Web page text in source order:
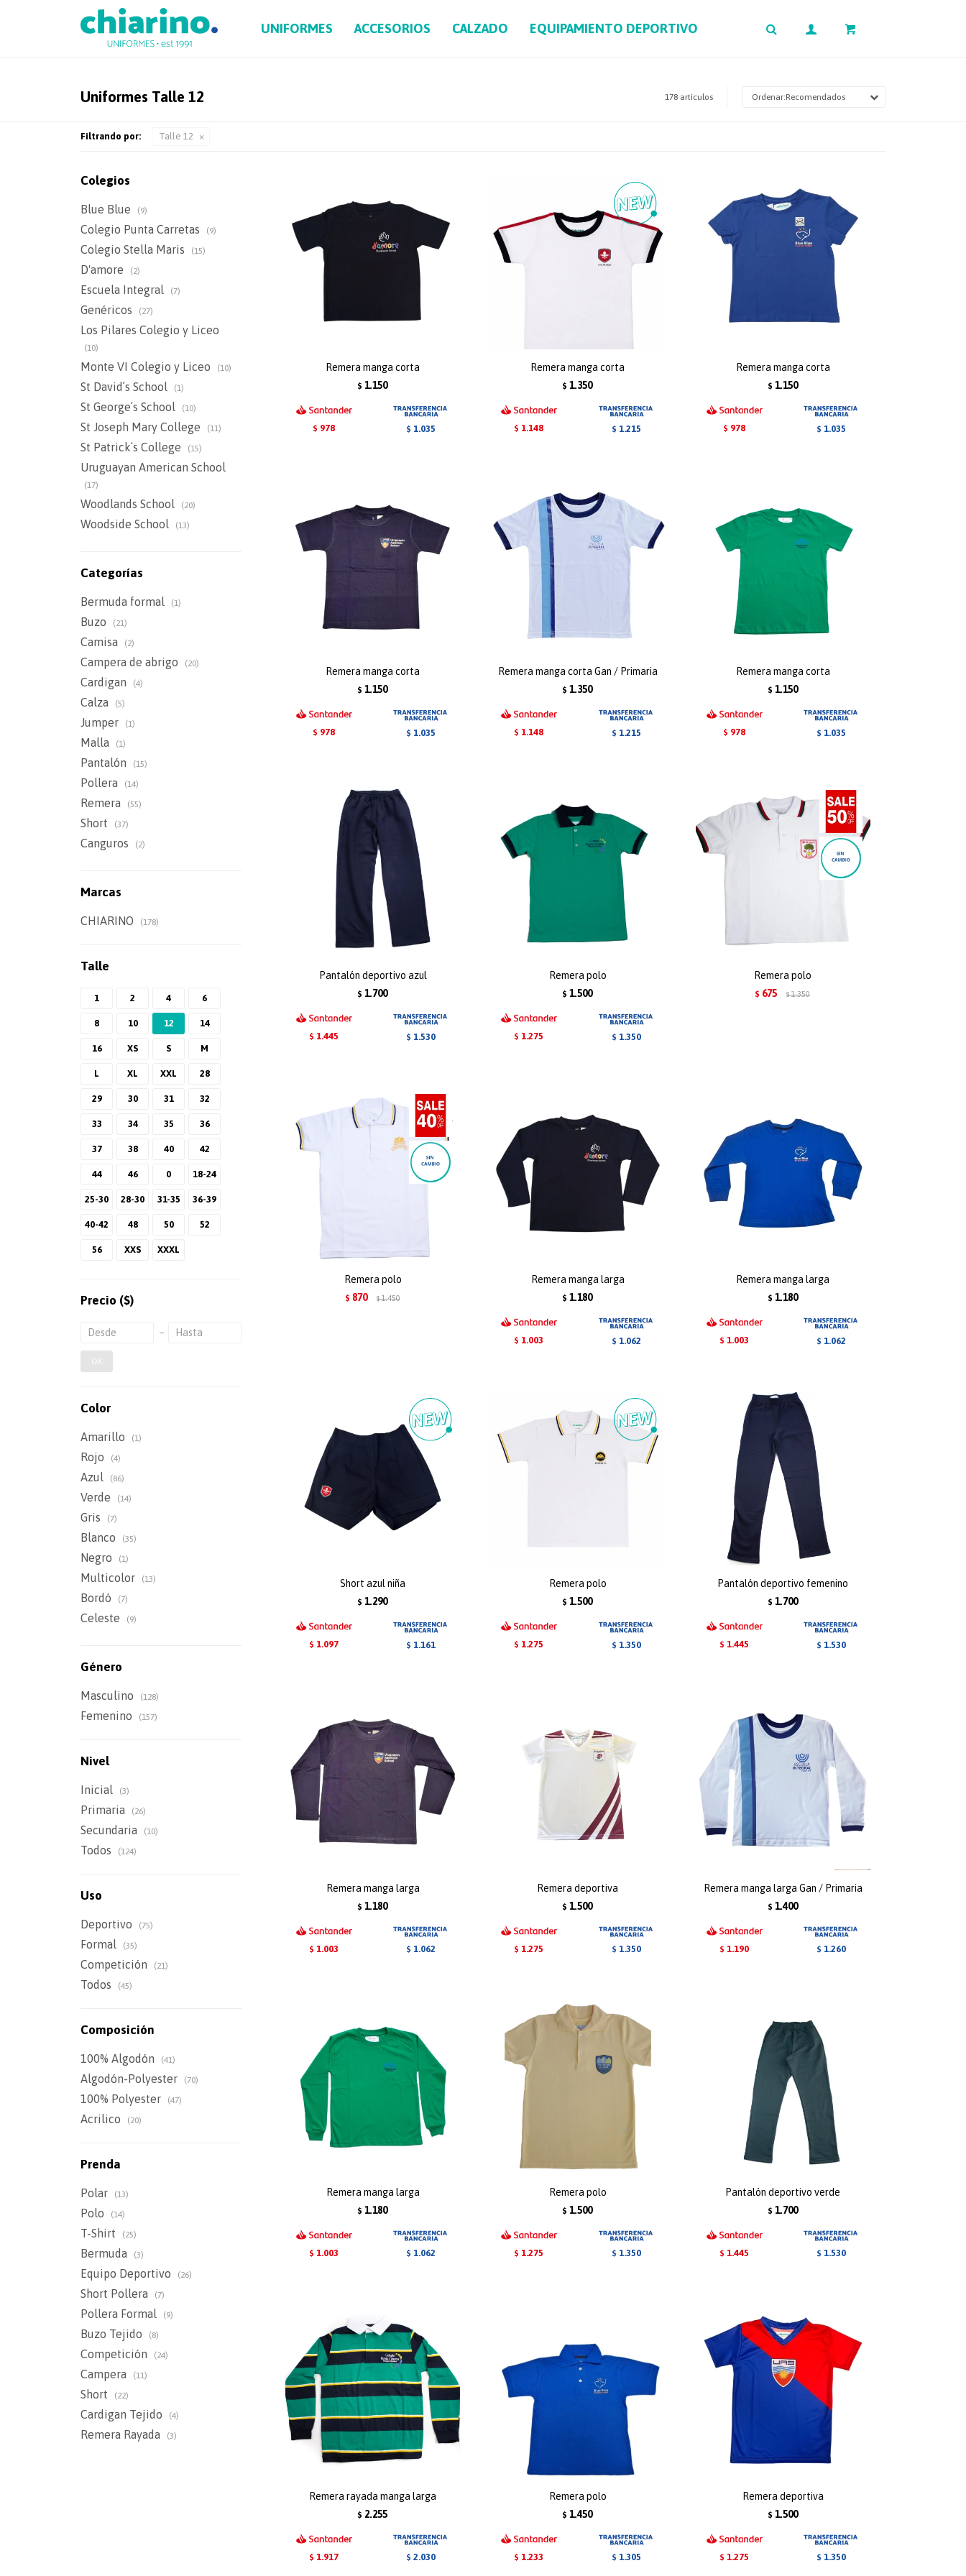
UNIFORMES ACCESORIOS CALZADO EQUIPAMIENTO DEPORTIVO
Uniformes Talle 12 178 artículos Recomendados
Filtrando por: Talle 12
Remera manga corta
$ 1.150
$ 978 $ 1.035
Remera manga corta
$ 1.350
$ 1.148 $ 1.215
Remera manga corta
$ 1.150
$ 978 $ 1.035
Remera manga corta
$ 1.150
$ 978 $ 1.035
Remera manga corta Gan / Primaria
$ 1.350
$ 1.148 $ 1.215
Remera manga corta
$ 1.150
$ 978 $ 1.035
Pantalón deportivo azul
$ 1.700
$ 1.445 $ 1.530
Remera polo
$ 1.500
$ 1.275 $ 1.350
Remera polo
$ 675 $ 1.350
Remera polo
$ 870 $ 1.450
Remera manga larga
$ 1.180
$ 1.003 $ 1.062
Remera manga larga
$ 1.180
$ 1.003 $ 1.062
Short azul niña
$ 1.290
$ 1.097 $ 1.161
Remera polo
$ 1.500
$ 1.275 $ 1.350
Pantalón deportivo femenino
$ 1.700
$ 1.445 $ 1.530
Remera manga larga
$ 1.180
$ 1.003 $ 1.062
Remera deportiva
$ 1.500
$ 1.275 $ 1.350
Remera manga larga Gan / Primaria
$ 1.400
$ 1.190 $ 1.260
Remera manga larga
$ 1.180
$ 1.003 $ 1.062
Remera polo
$ 1.500
$ 1.275 $ 1.350
Pantalón deportivo verde
$ 1.700
$ 1.445 $ 1.530
Remera rayada manga larga
$ 2.255
$ 1.917 $ 2.030
Remera polo
$ 1.450
$ 1.233 $ 1.305
Remera deportiva
$ 1.500
$ 1.275 $ 1.350
Colegios
Blue Blue (9)
Colegio Punta Carretas (9)
Colegio Stella Maris (15)
D'amore (2)
Escuela Integral (7)
Genéricos (27)
Los Pilares Colegio y Liceo
(10)
Monte VI Colegio y Liceo (10)
St David´s School (1)
St George´s School (10)
St Joseph Mary College (11)
St Patrick´s College (15)
Uruguayan American School
(17)
Woodlands School (20)
Woodside School (13)
Categorías
Bermuda formal (1)
Buzo (21)
Camisa (2)
Campera de abrigo (20)
Cardigan (4)
Calza (5)
Jumper (1)
Malla (1)
Pantalón (15)
Pollera (14)
Remera (55)
Short (37)
Canguros (2)
Marcas
CHIARINO (178)
Talle
1 2 4 6
8 10 12 14
16 XS S M
L XL XXL 28
29 30 31 32
33 34 35 36
37 38 40 42
44 46 0 18-24
25-30 28-30 31-35 36-39
40-42 48 50 52
56 XXS XXXL
Precio ($)
OK
Color
Amarillo (1)
Rojo (4)
Azul (86)
Verde (14)
Gris (7)
Blanco (35)
Negro (1)
Multicolor (13)
Bordó (7)
Celeste (9)
Género
Masculino (128)
Femenino (157)
Nivel
Inicial (3)
Primaria (26)
Secundaria (10)
Todos (124)
Uso
Deportivo (75)
Formal (35)
Competición (21)
Todos (45)
Composición
100% Algodón (41)
Algodón-Polyester (70)
100% Polyester (47)
Acrilico (20)
Prenda
Polar (13)
Polo (14)
T-Shirt (25)
Bermuda (3)
Equipo Deportivo (26)
Short Pollera (7)
Pollera Formal (9)
Buzo Tejido (8)
Competición (24)
Campera (11)
Short (22)
Cardigan Tejido (4)
Remera Rayada (3)